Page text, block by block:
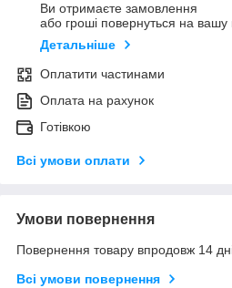
Ви отримаєте замовлення
або гроші повернуться на вашу
Детальніше
Оплатити частинами
Оплата на рахунок
Готівкою
Всі умови оплати
Умови повернення
Повернення товару впродовж 14
Всі умови повернення